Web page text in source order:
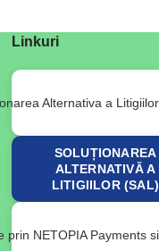
Linkuri
SOLUȚIONAREA
ALTERNATIVĂ A
LITIGIILOR (SAL)